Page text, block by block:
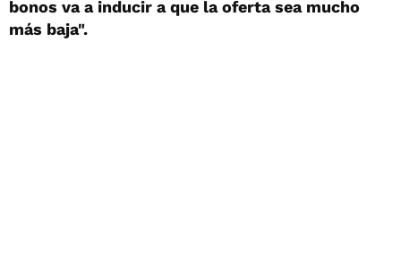
bonos va a inducir a que la oferta sea mucho
más baja".